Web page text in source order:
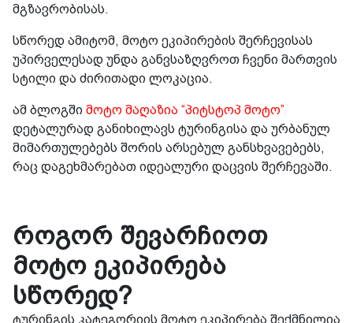
მგზავრობისას.
სწორედ ამიტომ, მოტო ეკიპირების შერჩევისას
უპირველესად უნდა განვსაზღვროთ ჩვენი მართვის
სტილი და ძირითადი ლოკაცია.
ამ ბლოგში მოტო მაღაზია “პიტსტოპ მოტო”
დეტალურად განიხილავს ტურინგისა და ურბანულ
მიმართულებებს შორის არსებულ განსხვავებებს,
რაც დაგეხმარებათ იდეალური დაცვის შერჩევაში.
როგორ შევარჩიოთ
მოტო ეკიპირება
სწორედ?
ტურინგის კატეგორიის მოტო ეკიპირება შექმნილია